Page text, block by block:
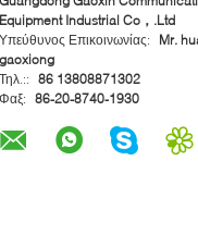
Equipment Industrial Co，.Ltd
Υπεύθυνος Επικοινωνίας:
Mr.
gaoxiong
Τηλ.:: 86 13808871302
Φαξ: 86-20-8740-1930